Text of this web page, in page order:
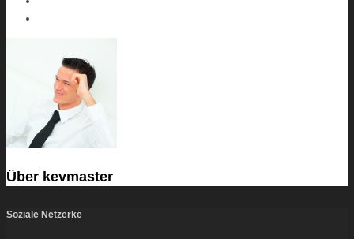
Über kevmaster
Soziale Netzerke